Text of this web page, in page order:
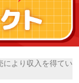
により収入を得てい